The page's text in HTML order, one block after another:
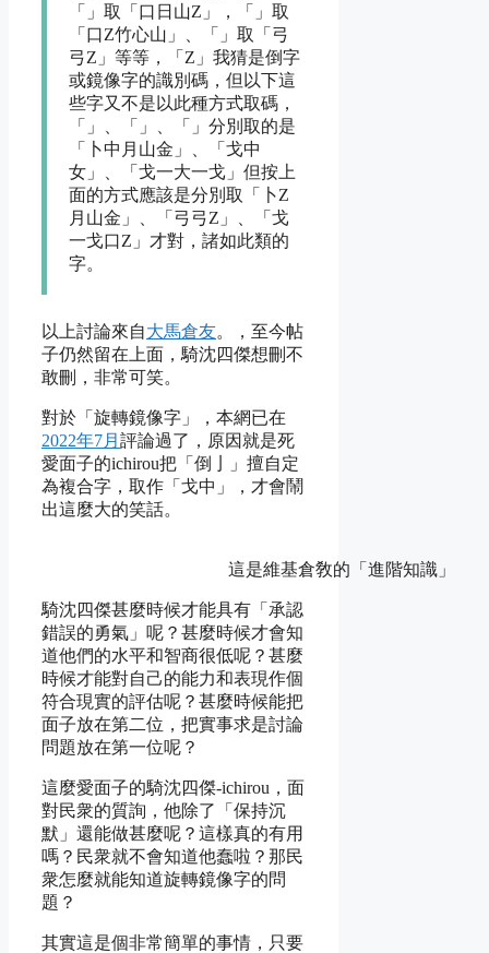
「
」取「口日山Z」，「
」取
「口Z竹心山」、「
」取「弓
弓Z」等等，「Z」我猜是倒字
或鏡像字的識別碼，但以下這
些字又不是以此種方式取碼，
「
」、「 」、「
」分別取的是
「卜中月山金」、「戈中
女」、「戈一大一戈」但按上
面的方式應該是分別取「卜Z
月山金」、「弓弓Z」、「戈
一戈口Z」才對，諸如此類的
字。
以上討論來自大馬倉友。，至今帖
子仍然留在上面，騎沈四傑想刪不
敢刪，非常可笑。
對於「旋轉鏡像字」，本網已在
2022年7月 評論過了，原因就是死
愛面子的ichirou把「倒亅」擅自定
為複合字，取作「戈中」，才會鬧
出這麼大的笑話。
這是維基倉敎的「進階知識」
騎沈四傑甚麼時候才能具有「承認
錯誤的勇氣」呢？甚麼時候才會知
道他們的水平和智商很低呢？甚麼
時候才能對自己的能力和表現作個
符合現實的評估呢？甚麼時候能把
面子放在第二位，把實事求是討論
問題放在第一位呢？
這麼愛面子的騎沈四傑-ichirou，面
對民衆的質詢，他除了「保持沉
默」還能做甚麼呢？這樣真的有用
嗎？民衆就不會知道他蠢啦？那民
衆怎麼就能知道旋轉鏡像字的問
題？
其實這是個非常簡單的事情，只要